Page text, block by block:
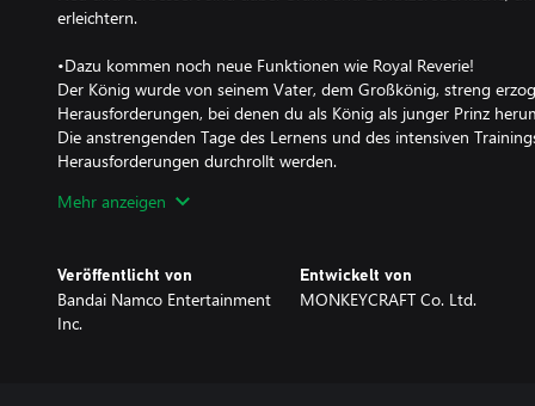
erleichtern.
•Dazu kommen noch neue Funktionen wie Royal Reverie!
Der König wurde von seinem Vater, dem Großkönig, streng
Herausforderungen, bei denen du als König als junger Prinz
Die anstrengenden Tage des Lernens und des intensiven
Herausforderungen durchrollt werden.
Außerdem gibt es jetzt einen Selfie-Modus, mit dem der Prinz
•Ein einfaches, aber trotzdem tiefgründiges Spiel!
Rolle mit dem Katamari Objekte auf und rolle ihn so größer.
Du kannst wirklich alles aufrollen, von Büroklammern und Snacks
Mehr anzeigen
Veröffentlicht von
Bandai Namco Entertainment
Inc.
Entwickelt von
MONKEYCRAFT Co. Ltd.